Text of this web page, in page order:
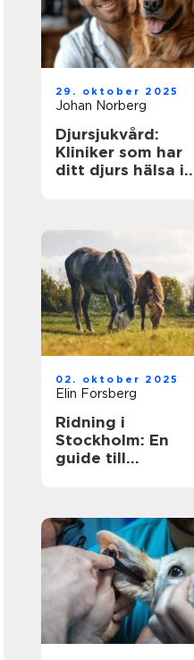
29. oktober 2025
Johan Norberg
Djursjukvård:
Kliniker som har
ditt djurs hälsa i
02. oktober 2025
Elin Forsberg
Ridning i
Stockholm: En
guide till